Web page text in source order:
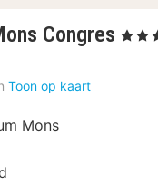
Congres 1
, 4
Toon op kaart
Mons